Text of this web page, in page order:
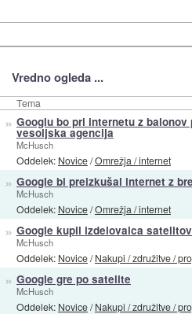
Vredno ogleda ...
Tema
» Googlu bo pri internetu z
vesoljska agencija
McHusch
Oddelek: Novice/Omrežja / internet
» Google bi preizkušal internet z
McHusch
Oddelek: Novice/Omrežja / internet
» Google kupil izdelovalca
McHusch
Oddelek: Novice/Nakupi / združitve /
» Google gre po satelite
McHusch
Oddelek: Novice/Nakupi / združitve /